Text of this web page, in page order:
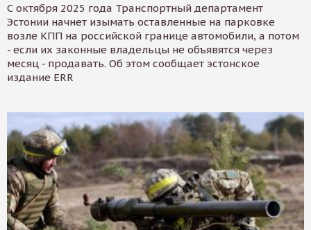
С октября 2025 года Транспортный департамент
Эстонии начнет изымать оставленные на парковке
возле КПП на российской границе автомобили, а потом
- если их законные владельцы не объявятся через
месяц - продавать. Об этом сообщает эстонское
издание ERR